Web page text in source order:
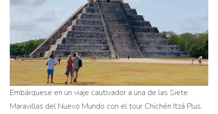
Embárquese en un viaje cautivador a una de las Siete
Maravillas del Nuevo Mundo con el tour Chichén Itzá Plus.